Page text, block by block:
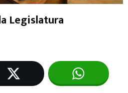
Legislatura